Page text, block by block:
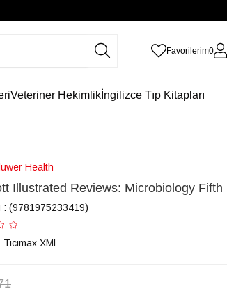
Favorilerim0
Veteriner Hekimlik İngilizce Tıp Kitapları
Health
Illustrated Reviews: Microbiology Fifth
(9781975233419)
Ticimax XML